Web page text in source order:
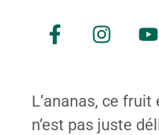
L’ananas, ce
n’est pas juste